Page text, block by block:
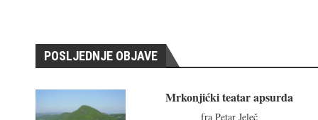
POSLJEDNJE OBJAVE
Mrkonjićki teatar apsurda
fra Petar Jeleč